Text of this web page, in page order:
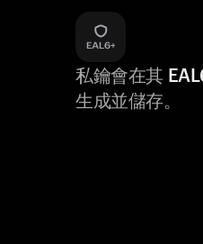
私鑰會在其
生成並儲存。